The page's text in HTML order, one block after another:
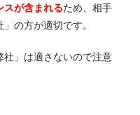
スが含まれるため、相手
の方が適切です。
」は適さないので注意